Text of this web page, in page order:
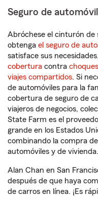
Seguro de
Abróchese el cinturón de
obtenga el seguro de
satisface sus
cobertura contra choques
viajes compartidos. Si
de automóviles para la
cobertura de seguro de
viajeros de negocios,
State Farm es el
grande en los Estados
combinando la compra
automóviles y de vivienda.
Alan Chan en San
después de que haya
de carros en línea. ¡Es